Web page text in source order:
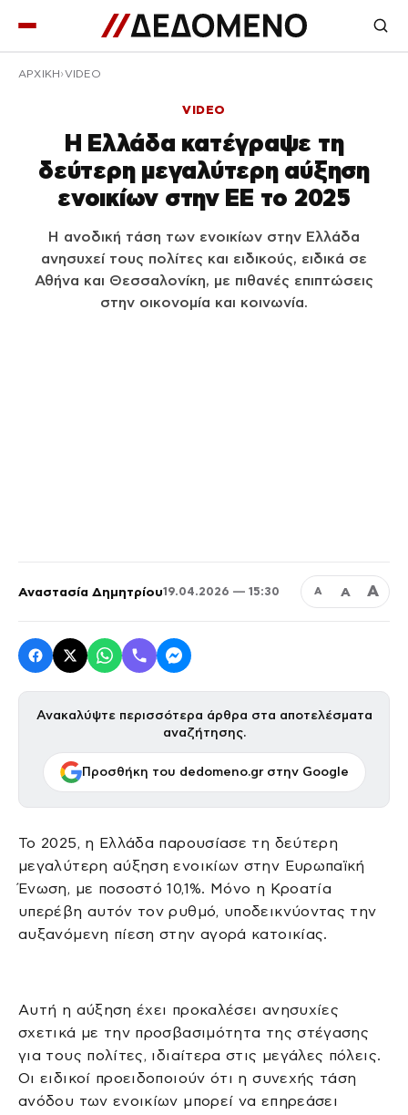
ΑΡΧΙΚΉ VIDEO
VIDEO
Η Ελλάδα κατέγραψε τη
δεύτερη μεγαλύτερη αύξηση
ενοικίων στην ΕΕ το 2025
Η ανοδική τάση των ενοικίων στην Ελλάδα
ανησυχεί τους πολίτες και ειδικούς, ειδικά σε
Αθήνα και Θεσσαλονίκη, με πιθανές επιπτώσεις
στην οικονομία και κοινωνία.
Αναστασία Δημητρίου19.04.2026 — 15:30 Α Α Α
Ανακαλύψτε περισσότερα άρθρα στα αποτελέσματα
αναζήτησης.
Προσθήκη του dedomeno.gr στην Google
Το 2025, η Ελλάδα παρουσίασε τη δεύτερη
μεγαλύτερη αύξηση ενοικίων στην Ευρωπαϊκή
Ένωση, με ποσοστό 10,1%. Μόνο η Κροατία
υπερέβη αυτόν τον ρυθμό, υποδεικνύοντας την
αυξανόμενη πίεση στην αγορά κατοικίας.
Αυτή η αύξηση έχει προκαλέσει ανησυχίες
σχετικά με την προσβασιμότητα της στέγασης
για τους πολίτες, ιδιαίτερα στις μεγάλες πόλεις.
Οι ειδικοί προειδοποιούν ότι η συνεχής τάση
ανόδου των ενοικίων μπορεί να επηρεάσει